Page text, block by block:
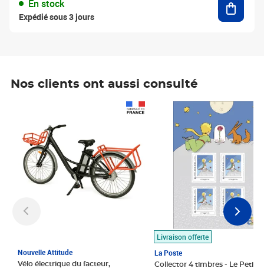
En stock
Expédié sous 3 jours
Nos clients ont aussi consulté
Nouvelle Attitude
Vélo électrique du facteur,
Livraison offerte
La Poste
Collector 4 timbres - Le Petit
Prix 7,50€